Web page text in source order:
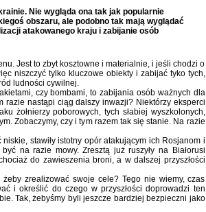
Nie wygląda ona tak jak popularnie
obszaru, ale podobno tak mają wyglądać
atakowanego kraju i zabijanie osób
Jest to zbyt kosztowne i materialnie, i jeśli chodzi o
niszczyć tylko kluczowe obiekty i zabijać tyko tych,
ludności cywilnej.
czy bombami, to zabijania osób ważnych dla
nastąpi ciąg dalszy inwazji? Niektórzy eksperci
żołnierzy poborowych, tych słabiej wyszkolonych,
Zobaczymy, czy i tym razem tak się stanie. Na razie
stawiły istotny opór atakującym ich Rosjanom i
na razie mowy. Zresztą już ruszyły na Białorusi
do zawieszenia broni, a w dalszej przyszłości
zrealizować swoje cele? Tego nie wiemy, czas
i określić do czego w przyszłości doprowadzi ten
Tak, żebyśmy byli jeszcze bardziej bezpieczni jako